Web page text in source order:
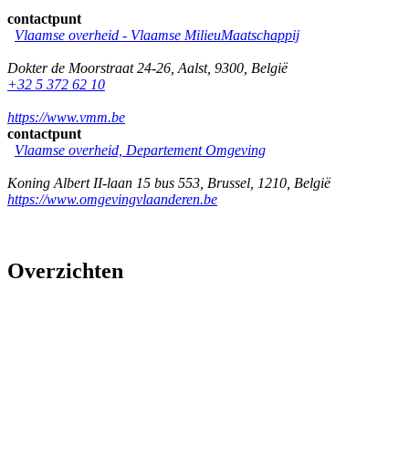
contactpunt
Vlaamse overheid - Vlaamse MilieuMaatschappij
Dokter de Moorstraat 24-26 Aalst, 9300 België
+32 5 372 62 10
https://www.vmm.be
contactpunt
Vlaamse overheid, Departement Omgeving
Koning Albert II-laan 15 bus 553 Brussel 1210 België
https://www.omgevingvlaanderen.be
Overzichten